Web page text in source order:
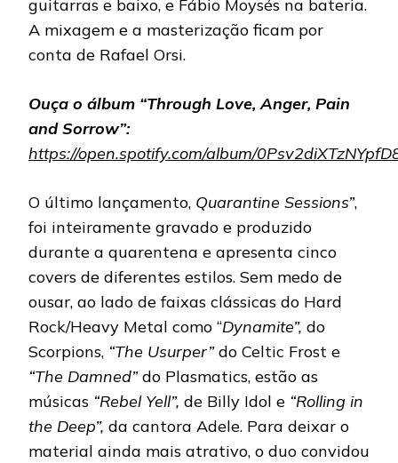
guitarras e baixo, e Fábio Moysés na bateria.
A mixagem e a masterização ficam por
conta de Rafael Orsi.
Ouça o álbum “Through Love, Anger, Pain
and Sorrow”:
https://open.spotify.com/album/
O último lançamento, Quarantine Sessions”,
foi inteiramente gravado e produzido
durante a quarentena e apresenta cinco
covers de diferentes estilos. Sem medo de
ousar, ao lado de faixas clássicas do Hard
Rock/Heavy Metal como “Dynamite”, do
Scorpions, “The Usurper”do Celtic Frost e
“The Damned”do Plasmatics, estão as
músicas “Rebel Yell”, de Billy Idol e “Rolling in
the Deep”, da cantora Adele. Para deixar o
material ainda mais atrativo, o duo convidou